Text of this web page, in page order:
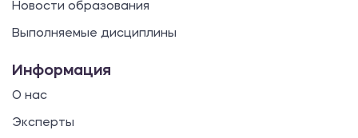
Новости образования
Выполняемые дисциплины
Информация
О нас
Эксперты